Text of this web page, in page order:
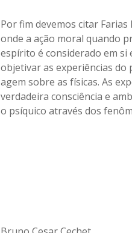
Por fim devemos citar
onde a ação moral quando
espírito é considerado em
objetivar as experiências do
agem sobre as físicas. As
verdadeira consciência e
o psíquico através dos